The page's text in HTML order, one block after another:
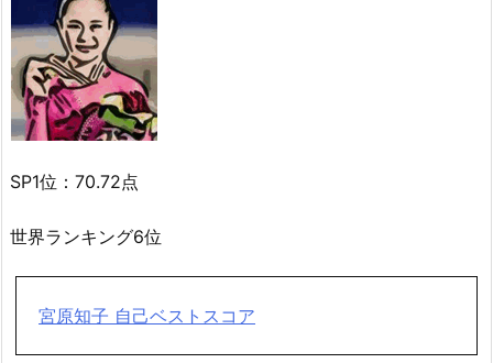
SP1位：70.72点
世界ランキング6位
宮原知子 自己ベストスコア